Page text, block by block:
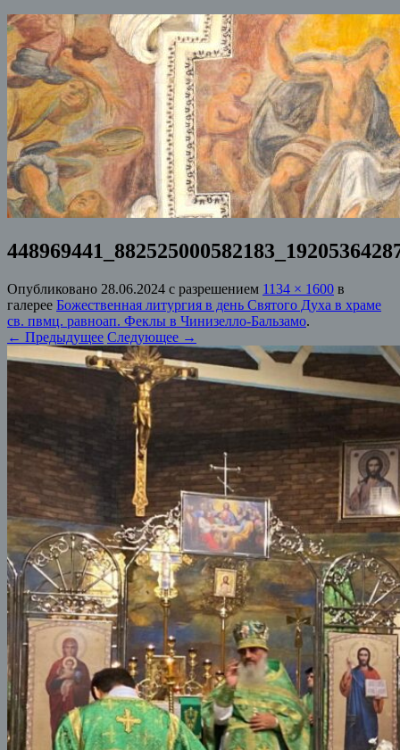
Опубликовано 28.06.2024 с разрешением 1134 × 1600 в
галерее Божественная литургия в день Святого Духа в храме
св. пвмц. равноап. Феклы в Чинизелло-Бальзамо.
← Предыдущее Следующее →